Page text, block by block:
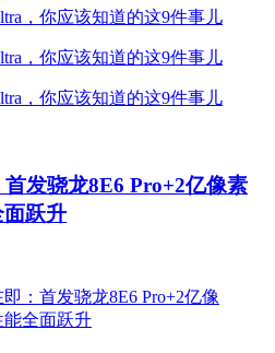
发骁龙8E6 Pro+2亿像素
跃升